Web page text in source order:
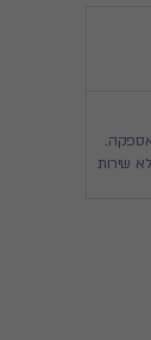
האספקה.
שירות